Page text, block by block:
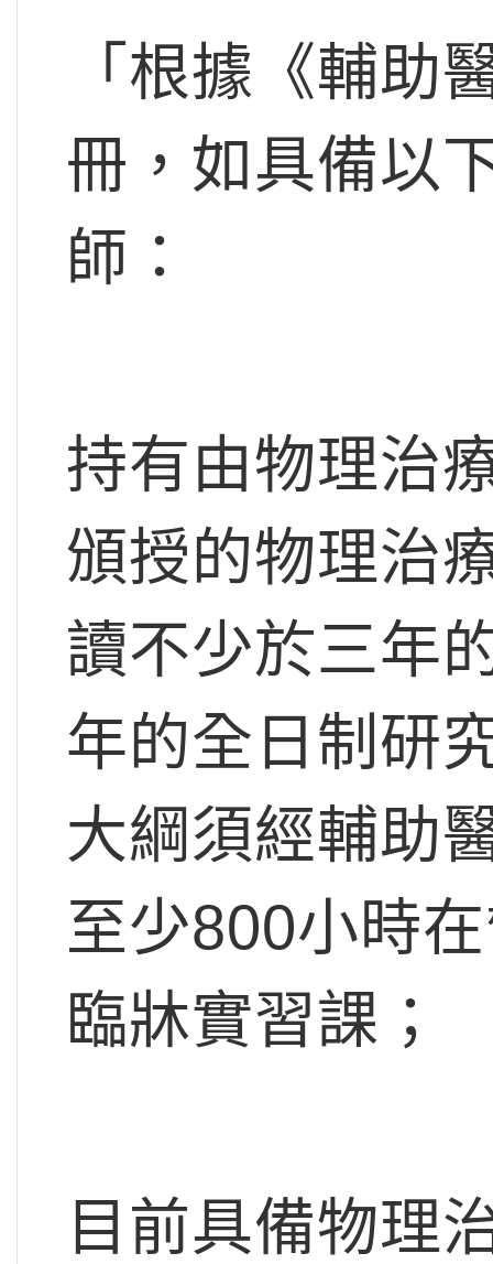
「根據《輔助
冊，如具備以
師：
持有由物理治
頒授的物理治
讀不少於三年
年的全日制研
大綱須經輔助
至少800小時
臨牀實習課；
目前具備物理